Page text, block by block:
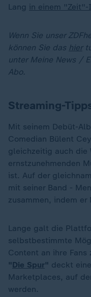
Lang in einem
Wenn Sie unser
können Sie das hier
unter Meine News /
Abo.
Streaming-
Mit seinem Debüt-
Comedian Bülent
gleichzeitig auch die
ernstzunehmenden
ist. Auf der
mit seiner Band -
zusammen, indem
Lange galt die
selbstbestimmte
Content an ihre Fans
"Die Spur" deckt
Marketplaces, auf
werden.